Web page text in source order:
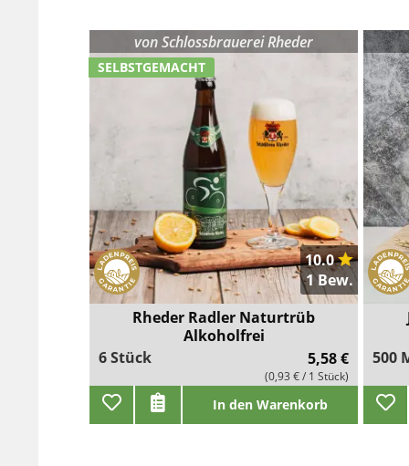
SELBSTGEMACHT
vonSchlossbrauerei Rheder
10.0
1 Bew.
Rheder Radler Naturtrüb
Alkoholfrei
6 Stück
5,58 €
(0,93 € / 1 Stück)
In den Warenkorb
500